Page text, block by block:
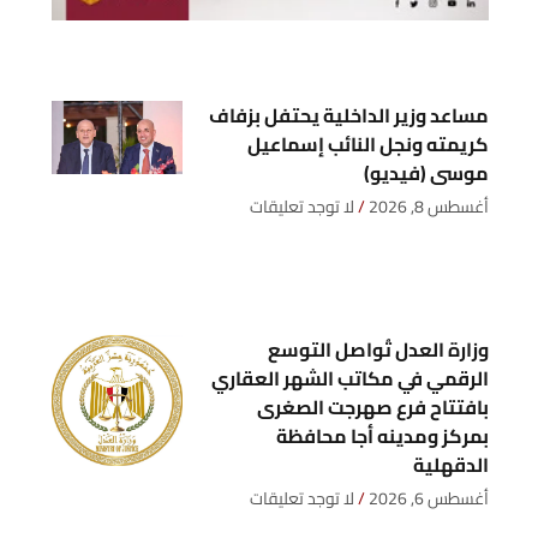
مساعد وزير الداخلية يحتفل بزفاف
كريمته ونجل النائب إسماعيل
موسى (فيديو)
أغسطس 8, 2026 لا توجد تعليقات
وزارة العدل تُواصل التوسع
الرقمي في مكاتب الشهر العقاري
بافتتاح فرع صهرجت الصغرى
بمركز ومدينه أجا محافظة
الدقهلية
أغسطس 6, 2026 لا توجد تعليقات